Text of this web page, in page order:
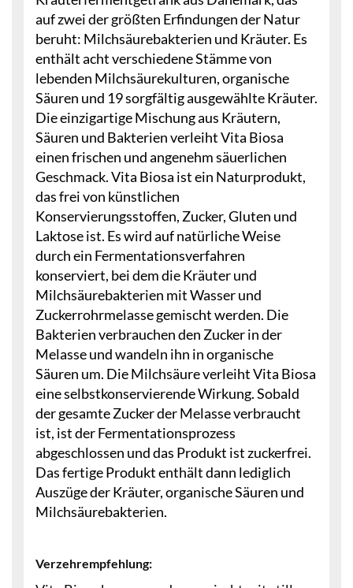
auf zwei der größten Erfindungen der Natur
beruht: Milchsäurebakterien und Kräuter. Es
enthält acht verschiedene Stämme von
lebenden Milchsäurekulturen, organische
Säuren und 19 sorgfältig ausgewählte Kräuter.
Die einzigartige Mischung aus Kräutern,
Säuren und Bakterien verleiht Vita Biosa
einen frischen und angenehm säuerlichen
Geschmack. Vita Biosa ist ein Naturprodukt,
das frei von künstlichen
Konservierungsstoffen, Zucker, Gluten und
Laktose ist. Es wird auf natürliche Weise
durch ein Fermentationsverfahren
konserviert, bei dem die Kräuter und
Milchsäurebakterien mit Wasser und
Zuckerrohrmelasse gemischt werden. Die
Bakterien verbrauchen den Zucker in der
Melasse und wandeln ihn in organische
Säuren um. Die Milchsäure verleiht Vita Biosa
eine selbstkonservierende Wirkung. Sobald
der gesamte Zucker der Melasse verbraucht
ist, ist der Fermentationsprozess
abgeschlossen und das Produkt ist zuckerfrei.
Das fertige Produkt enthält dann lediglich
Auszüge der Kräuter, organische Säuren und
Milchsäurebakterien.
Verzehrempfehlung: